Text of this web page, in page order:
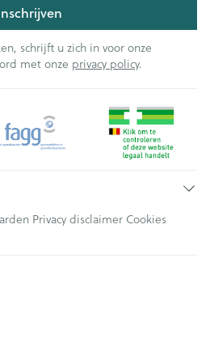
schrijft u zich in voor onze
met onze privacy policy.
Privacy disclaimer Cookies